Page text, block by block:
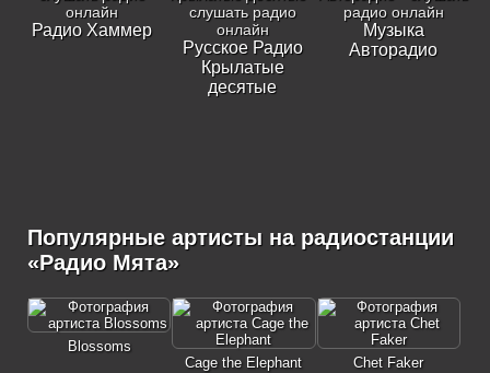
Радио Хаммер
Русское Радио
Крылатые
десятые
Музыка
Авторадио
Популярные артисты на радиостанции
«Радио Мята»
Blossoms
Cage the Elephant
Chet Faker